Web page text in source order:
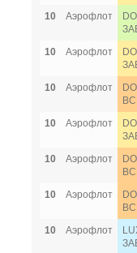
10
Аэрофлот
10
Аэрофлот
10
Аэрофлот
10
Аэрофлот
10
Аэрофлот
10
Аэрофлот
10
Аэрофлот